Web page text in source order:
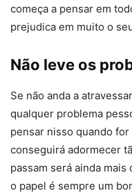
começa a pensar em
prejudica em muito o
Não leve os
Se não anda a
qualquer problema
pensar nisso quando for
conseguirá adormecer
passam será ainda
o papel é sempre um